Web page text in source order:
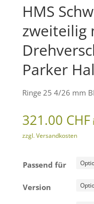
HMS
zweiteilig
Parker
Ringe 25 4/26 mm
321.00 CHF
zzgl. Versandkosten
Passend für
Version